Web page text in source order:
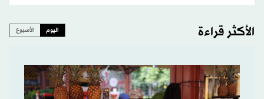
الأكثر قراءة اليوم الأسبوع